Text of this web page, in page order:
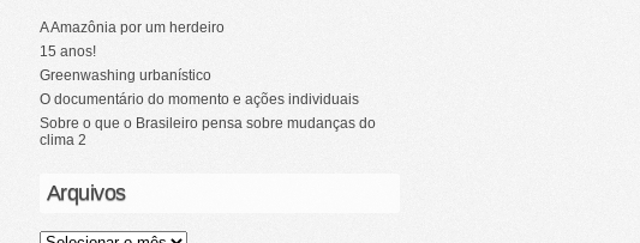
A Amazônia por um herdeiro
15 anos!
Greenwashing urbanístico
O documentário do momento e ações individuais
Sobre o que o Brasileiro pensa sobre mudanças do
clima 2
Arquivos